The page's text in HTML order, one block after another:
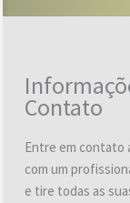
Contato
Entre em contato
com um
e tire todas as